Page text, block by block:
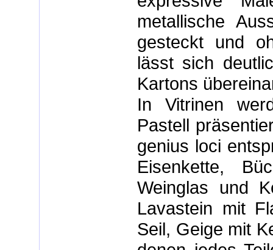
metallische
gesteckt und
lässt sich
Kartons
In Vitrinen
Pastell
genius loci
Eisenkette,
Weinglas und
Lavastein mit
Seil, Geige mit